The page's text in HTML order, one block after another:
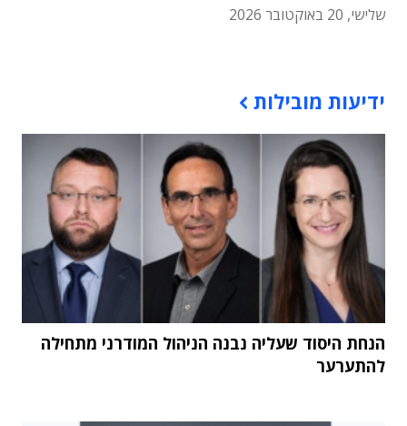
שלישי, 20 באוקטובר 2026
ידיעות מובילות
הנחת היסוד שעליה נבנה הניהול המודרני מתחילה
להתערער